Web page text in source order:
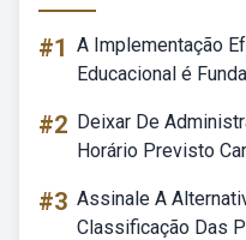
#1 A Implementação
Educacional é
#2 Deixar De
Horário Previsto
#3 Assinale A
Classificação Das